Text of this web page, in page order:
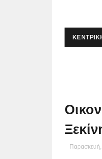
Παρασκευή,